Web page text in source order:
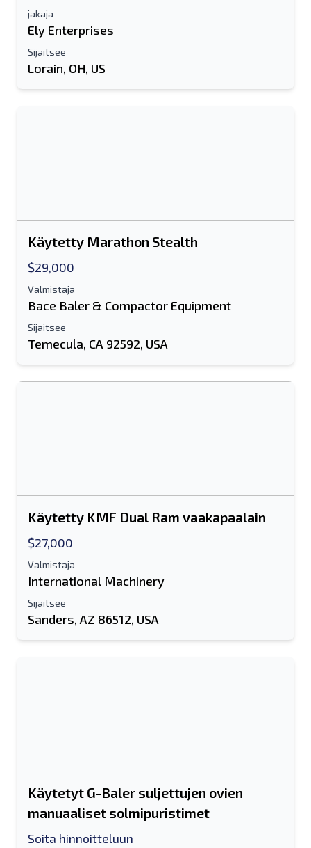
jakaja
Ely Enterprises
Sijaitsee
Lorain, OH, US
Käytetty Marathon Stealth
$29,000
Valmistaja
Bace Baler & Compactor Equipment
Sijaitsee
Temecula, CA 92592, USA
Käytetty KMF Dual Ram vaakapaalain
$27,000
Valmistaja
International Machinery
Sijaitsee
Sanders, AZ 86512, USA
Käytetyt G-Baler suljettujen ovien
manuaaliset solmipuristimet
Soita hinnoitteluun
lisäinformaatio